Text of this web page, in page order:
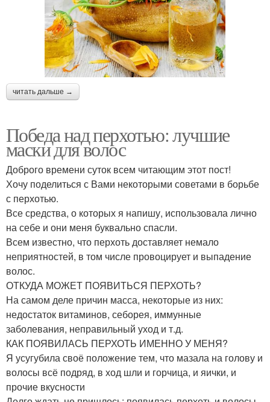
читать дальше →
Победа над перхотью: лучшие
маски для волос
Доброго времени суток всем читающим этот пост!
Хочу поделиться с Вами некоторыми советами в борьбе
с перхотью.
Все средства, о которых я напишу, использовала лично
на себе и они меня буквально спасли.
Всем известно, что перхоть доставляет немало
неприятностей, в том числе провоцирует и выпадение
волос.
ОТКУДА МОЖЕТ ПОЯВИТЬСЯ ПЕРХОТЬ?
На самом деле причин масса, некоторые из них:
недостаток витаминов, себорея, иммунные
заболевания, неправильный уход и т.д.
КАК ПОЯВИЛАСЬ ПЕРХОТЬ ИМЕННО У МЕНЯ?
Я усугубила своё положение тем, что мазала на голову и
волосы всё подряд, в ход шли и горчица, и яички, и
прочие вкусности